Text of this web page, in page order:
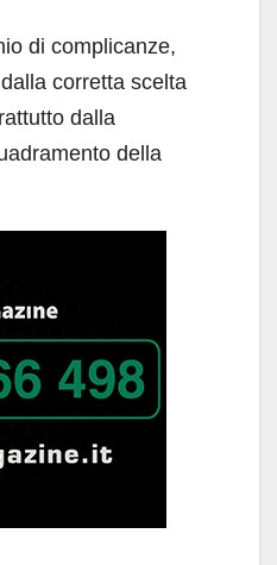
di complicanze,
corretta scelta
dalla
della